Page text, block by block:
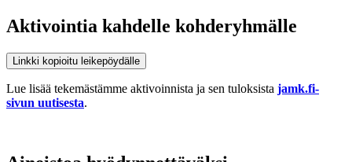
Aktivointia kahdelle kohderyhmälle
Linkki kopioitu leikepöydälle
Lue lisää tekemästämme aktivoinnista ja sen tuloksista jamk.fi-
sivun uutisesta.